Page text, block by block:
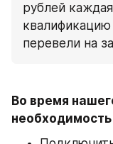
рублей
перевели на
Во время